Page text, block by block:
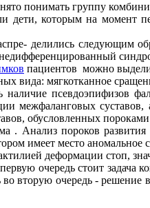
понимать группу
дети, которым на
делились следующим
пациентов можно
вида: мягкотканное
псевдоэпифизов
межфаланговых
обусловленных
. Анализ пороков
имеет место
деформации стоп,
первую очередь стоит
вторую очередь -